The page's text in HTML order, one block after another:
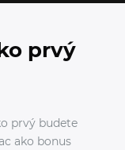
prvý
prvý budete
ako bonus